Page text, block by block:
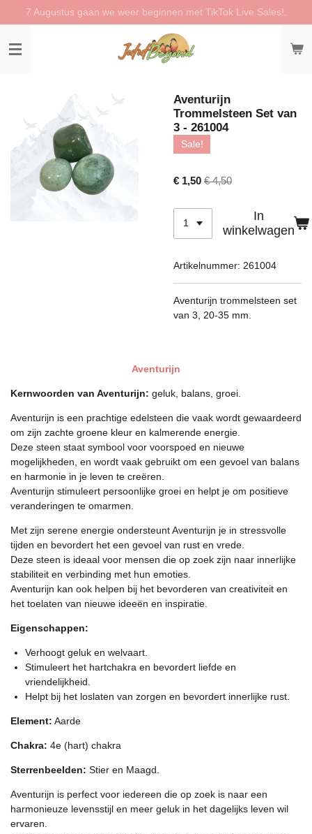
direct
naar
de
7 Augustus gaan we weer beginnen met TikTok Live Sales!.
Aventurijn
Trommelsteen Set van
3 - 261004
Sale!
€ 1,50 € 4,50
In
winkelwagen
Artikelnummer: 261004
Aventurijn trommelsteen set
van 3, 20-35 mm.
Aventurijn
Kernwoorden van Aventurijn: geluk, balans, groei.
Aventurijn is een prachtige edelsteen die vaak wordt gewaardeerd
om zijn zachte groene kleur en kalmerende energie.
Deze steen staat symbool voor voorspoed en nieuwe
mogelijkheden, en wordt vaak gebruikt om een gevoel van balans
en harmonie in je leven te creëren.
Aventurijn stimuleert persoonlijke groei en helpt je om positieve
veranderingen te omarmen.
Met zijn serene energie ondersteunt Aventurijn je in stressvolle
tijden en bevordert het een gevoel van rust en vrede.
Deze steen is ideaal voor mensen die op zoek zijn naar innerlijke
stabiliteit en verbinding met hun emoties.
Aventurijn kan ook helpen bij het bevorderen van creativiteit en
het toelaten van nieuwe ideeën en inspiratie.
Eigenschappen:
Verhoogt geluk en welvaart.
Stimuleert het hartchakra en bevordert liefde en
vriendelijkheid.
Helpt bij het loslaten van zorgen en bevordert innerlijke rust.
Element: Aarde
Chakra: 4e (hart) chakra
Sterrenbeelden: Stier en Maagd.
Aventurijn is perfect voor iedereen die op zoek is naar een
harmonieuze levensstijl en meer geluk in het dagelijks leven wil
ervaren.